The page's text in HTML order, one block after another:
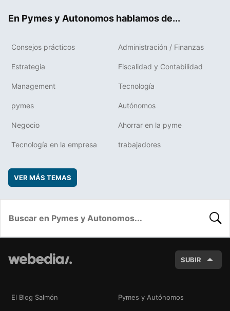
En Pymes y Autonomos hablamos de...
Consejos prácticos Administración / Finanzas
Estrategia Fiscalidad y Contabilidad
Management Tecnología
pymes Autónomos
Negocio Ahorrar en la pyme
Tecnología en la empresa trabajadores
VER MÁS TEMAS
SUBIR
El Blog Salmón Pymes y Autónomos